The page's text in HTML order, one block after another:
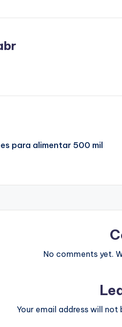
para alimentar 500 mil
No comments yet.
Your email address will not